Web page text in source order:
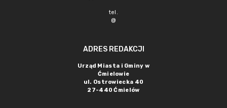
tel.
@
ADRES REDAKCJI
Urząd Miasta i Gminy w
Ćmielowie
ul. Ostrowiecka 40
27-440 Ćmielów